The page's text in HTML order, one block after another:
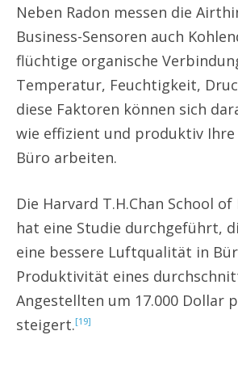
Neben Radon messen die
Business-Sensoren auch
flüchtige organische
Temperatur, Feuchtigkeit,
diese Faktoren können sich
wie effizient und produktiv
Büro arbeiten.
Die Harvard T.H.Chan School
hat eine Studie durchgeführt,
eine bessere Luftqualität in
Produktivität eines
Angestellten um 17.000 Dollar
steigert.[19]